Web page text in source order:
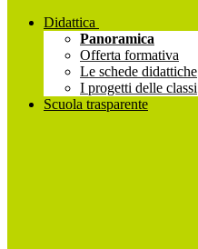
Didattica
Panoramica
Offerta formativa
Le schede didattiche
I progetti delle classi
Scuola trasparente